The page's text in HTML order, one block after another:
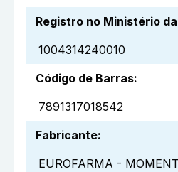
Registro no Ministério
1004314240010
Código de Barras:
7891317018542
Fabricante:
EUROFARMA -